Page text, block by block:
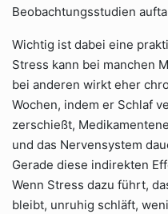
Beobachtungsstudien
Wichtig ist dabei eine
Stress kann bei manchen
bei anderen wirkt eher
Wochen, indem er Schlaf
zerschießt,
und das Nervensystem
Gerade diese indirekten
Wenn Stress dazu führt,
bleibt, unruhig schläft,